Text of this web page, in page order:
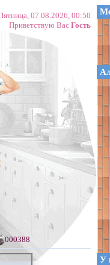
07.08.2026, 00:50
Приветствую Вас Гость
У